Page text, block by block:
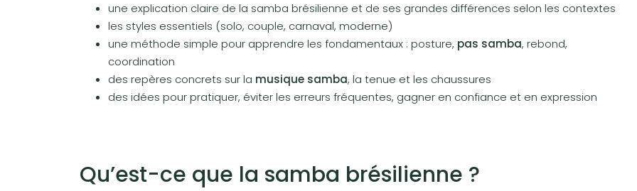
une explication claire de la samba brésilienne et de ses grandes différences selon les contextes
les styles essentiels (solo, couple, carnaval, moderne)
une méthode simple pour apprendre les fondamentaux : posture, pas samba, rebond,
coordination
des repères concrets sur la musique samba, la tenue et les chaussures
des idées pour pratiquer, éviter les erreurs fréquentes, gagner en confiance et en expression
Qu’est-ce que la samba brésilienne ?